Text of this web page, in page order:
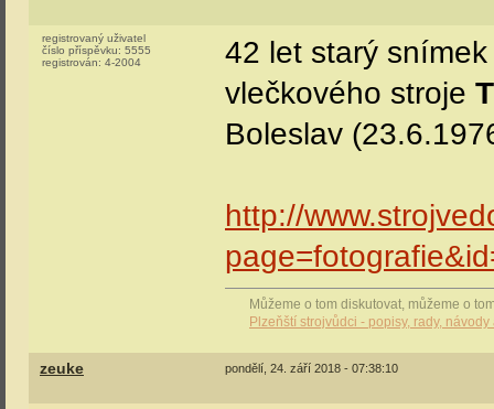
registrovaný uživatel
číslo příspěvku: 5555
registrován: 4-2004
42 let starý
vlečkového stroje
Boleslav
http://
Můžeme o tom diskutovat, můžeme o
Plzeňští strojvůdci - popisy, rady,
zeuke pondělí, 24. září 2018 - 07:38:10